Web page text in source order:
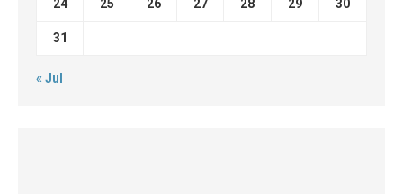
24 25 26 27 28 29 30
31
« Jul